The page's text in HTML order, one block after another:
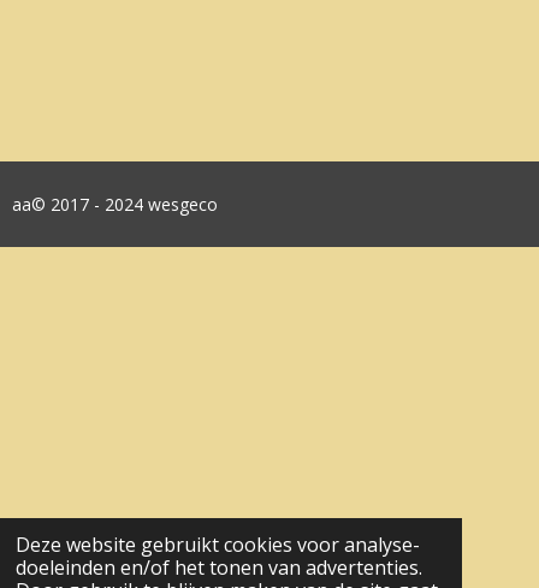
Deze website gebruikt cookies voor analyse-
doeleinden en/of het tonen van advertenties.
aa© 2017 - 2024 wesgeco